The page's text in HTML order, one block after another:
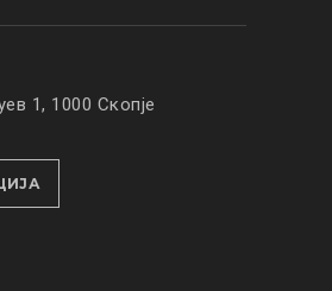
1, 1000 Скопје